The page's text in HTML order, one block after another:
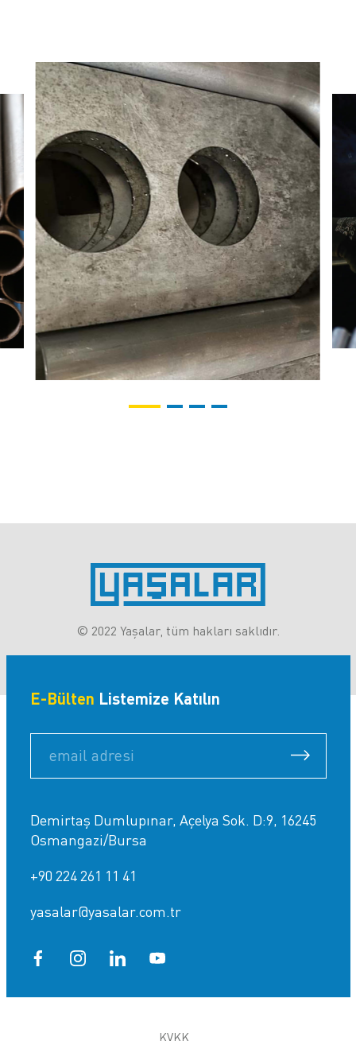
© 2022 Yaşalar, tüm hakları saklıdır.
E-Bülten Listemize Katılın
Demirtaş Dumlupınar, Açelya Sok. D:9, 16245
Osmangazi/Bursa
+90 224 261 11 41
yasalar@yasalar.com.tr
KVKK